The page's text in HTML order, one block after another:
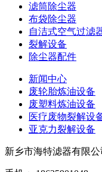
滤筒除尘器
布袋除尘器
自洁式空气过滤
裂解设备
除尘器配件
新闻中心
废轮胎炼油设备
废塑料炼油设备
医疗废物裂解设
亚克力裂解设备
新乡市海特滤器有限